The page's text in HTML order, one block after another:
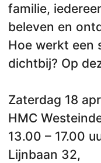
familie,
beleven en
Hoe werkt een
dichtbij? Op
Zaterdag 18
HMC
13.00 – 17.00
Lijnbaan 32,